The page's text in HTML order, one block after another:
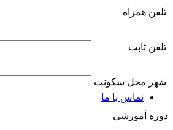
تماس با ما
تلفن همراه
تلفن ثابت
شهر محل سکونت
دوره آموزشی